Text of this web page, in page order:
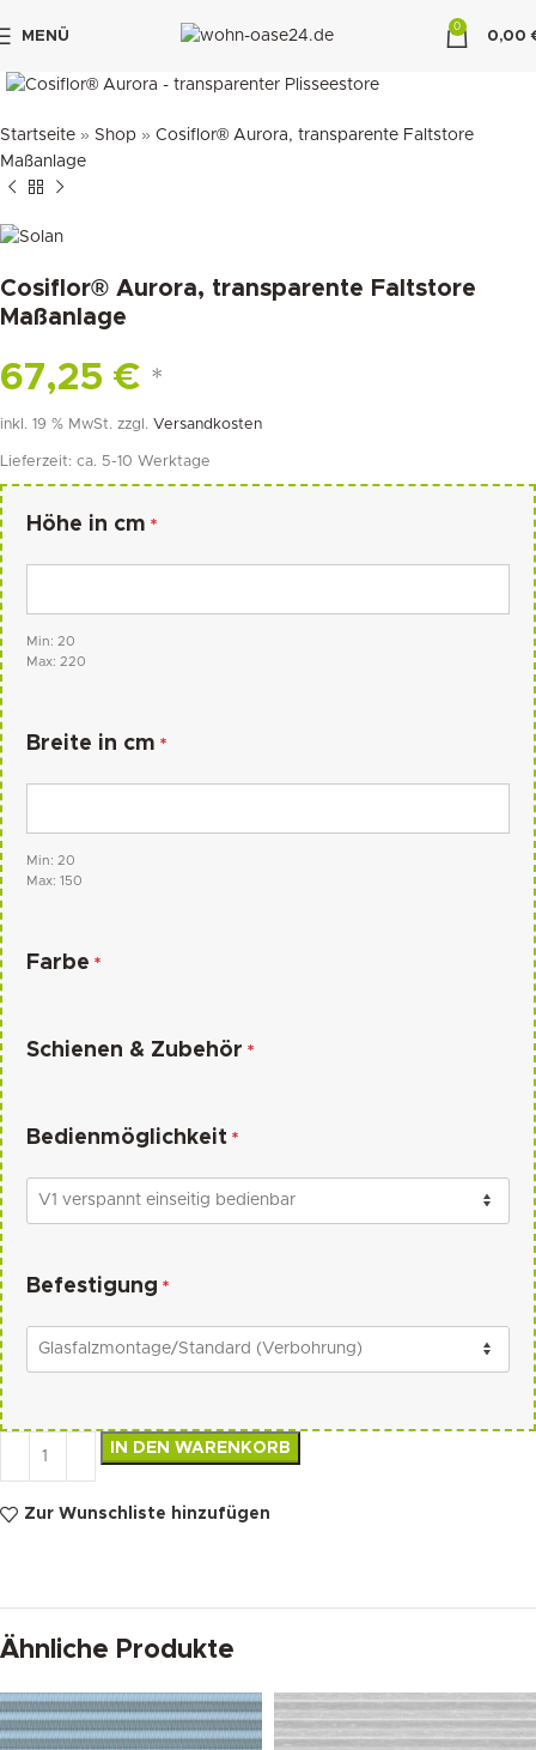
MENÜ
0
0,00
Startseite » Shop » Cosiflor® Aurora, transparente Faltstore
Maßanlage
Cosiflor® Aurora, transparente Faltstore
Maßanlage
67,25 € *
inkl. 19 % MwSt. zzgl. Versandkosten
Lieferzeit: ca. 5-10 Werktage
Höhe in cm *
Min: 20
Max: 220
Breite in cm *
Min: 20
Max: 150
Farbe *
Schienen & Zubehör *
Bedienmöglichkeit *
Befestigung *
IN DEN WARENKORB
Zur Wunschliste hinzufügen
Ähnliche Produkte